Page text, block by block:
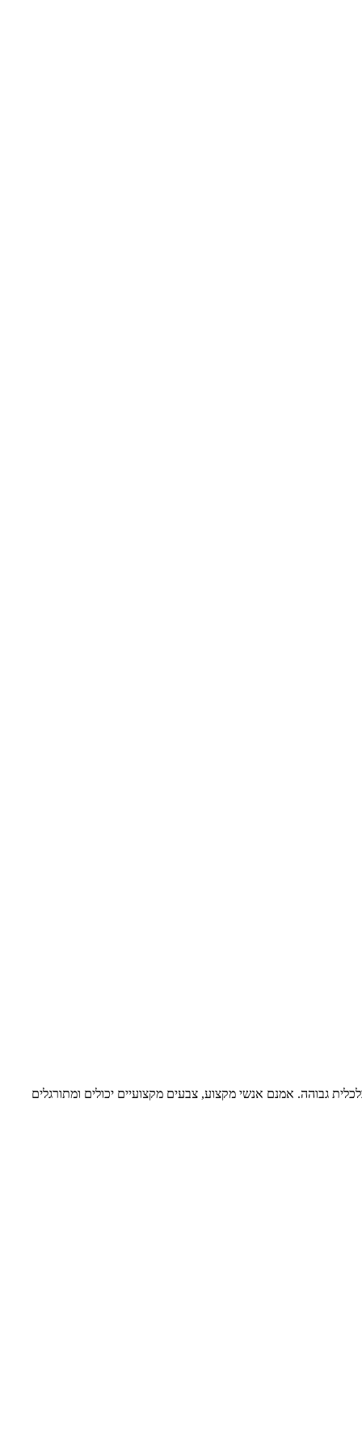
גבוהה. אמנם אנשי מקצוע, צבעים מקצועיים יכולים ומתורגלים